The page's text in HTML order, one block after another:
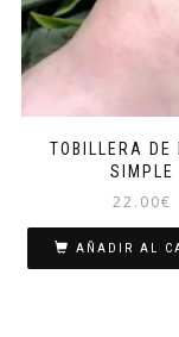
TOBILLERA DE
SIMPLE
22.00€
AÑADIR AL